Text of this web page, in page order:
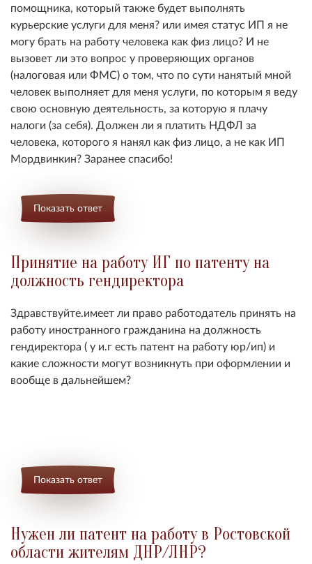
помощника, который также будет выполнять
курьерские услуги для меня? или имея статус ИП я не
могу брать на работу человека как физ лицо? И не
вызовет ли это вопрос у проверяющих органов
(налоговая или ФМС) о том, что по сути нанятый мной
человек выполняет для меня услуги, по которым я веду
свою основную деятельность, за которую я плачу
налоги (за себя). Должен ли я платить НДФЛ за
человека, которого я нанял как физ лицо, а не как ИП
Мордвинкин? Заранее спасибо!
Показать ответ
Принятие на работу ИГ по патенту на
должность гендиректора
Здравствуйте.имеет ли право работодатель принять на
работу иностранного гражданина на должность
гендиректора ( у и.г есть патент на работу юр/ип) и
какие сложности могут возникнуть при оформлении и
вообще в дальнейшем?
Показать ответ
Нужен ли патент на работу в Ростовской
области жителям ДНР/ЛНР?